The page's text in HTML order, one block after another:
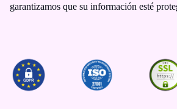
garantizamos que su información esté